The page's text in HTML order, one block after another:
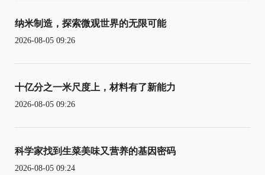
纳米制造，探索微观世界的无限可能
2026-08-05 09:26
十亿分之一米尺度上，材料有了新能力
2026-08-05 09:26
科学家找到生菜美味又营养的基因密码
2026-08-05 09:24